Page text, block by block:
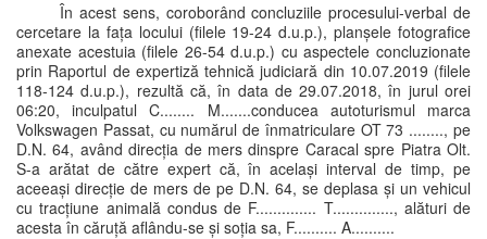
În acest sens, coroborând concluziile procesului-verbal de
cercetare la fața locului (filele 19-24 d.u.p.), planșele fotografice
anexate acestuia (filele 26-54 d.u.p.) cu aspectele concluzionate
prin Raportul de expertiză tehnică judiciară din 10.07.2019 (filele
118-124 d.u.p.), rezultă că, în data de 29.07.2018, în jurul orei
06:20, inculpatul C........ M.......conducea autoturismul marca
Volkswagen Passat, cu numărul de înmatriculare OT 73 ........, pe
D.N. 64, având direcția de mers dinspre Caracal spre Piatra Olt.
S-a arătat de către expert că, în același interval de timp, pe
aceeași direcție de mers de pe D.N. 64, se deplasa și un vehicul
cu tracțiune animală condus de F.............. T.............., alături de
acesta în căruță aflându-se și soția sa, F.......... A..........